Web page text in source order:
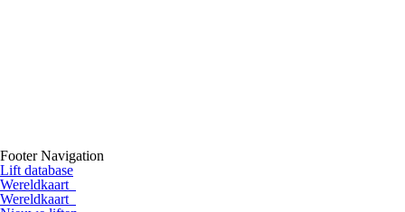
Footer Navigation
Lift database
Wereldkaart
Wereldkaart